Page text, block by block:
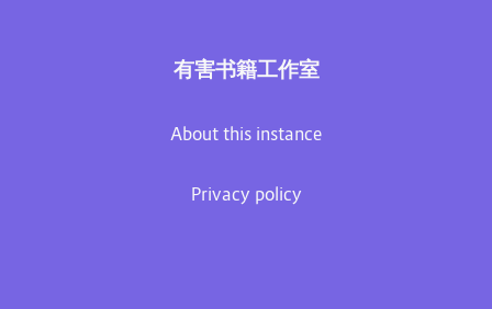
有害书籍工作室
About this instance
Privacy policy